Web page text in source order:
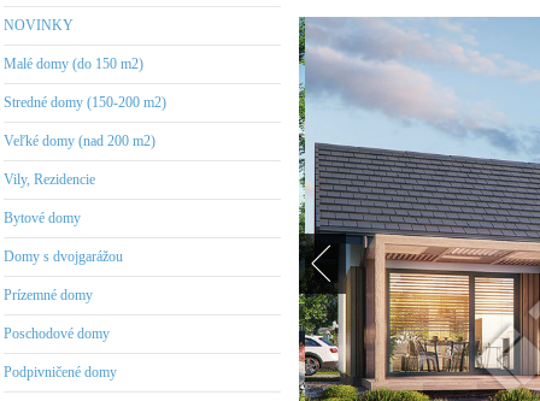
NOVINKY
Malé domy (do 150 m2)
Stredné domy (150-200 m2)
Veľké domy (nad 200 m2)
Vily, Rezidencie
Bytové domy
Domy s dvojgarážou
Prízemné domy
Poschodové domy
Podpivničené domy